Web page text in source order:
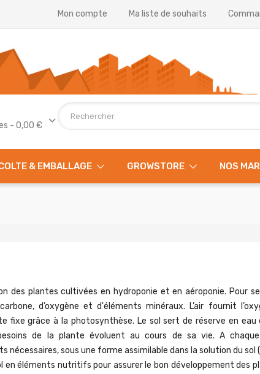
Mon compte Ma liste de souhaits
- 0,00 €
& EMBALLAGE GROWSTORE NOS
des plantes cultivées en hydroponie et en aéroponie. Pour
d’oxygène et d'éléments minéraux. L’air fournit
fixe grâce à la photosynthèse. Le sol sert de réserve en
de la plante évoluent au cours de sa vie. A
sous une forme assimilable dans la solution du sol
en éléments nutritifs pour assurer le bon développement des